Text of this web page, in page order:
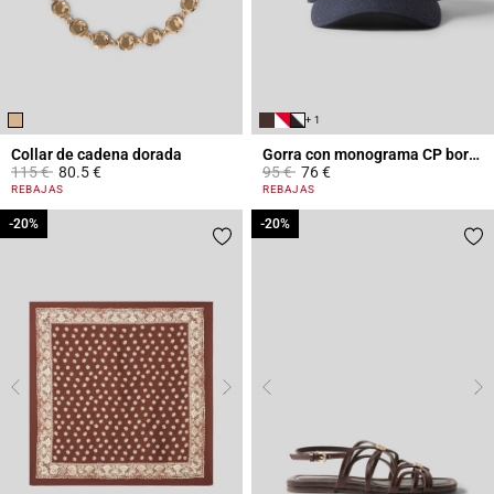
Collar de cadena dorada
Price reduced from
115 €to80.5 €
5 out of 5 Customer Rating
REBAJAS
+ 1
Gorra con monograma CP bordado
Price reduced from
95 €to76 €
3,6 out of 5 Customer Rating
REBAJAS
-20%
-20% -20%
-20%